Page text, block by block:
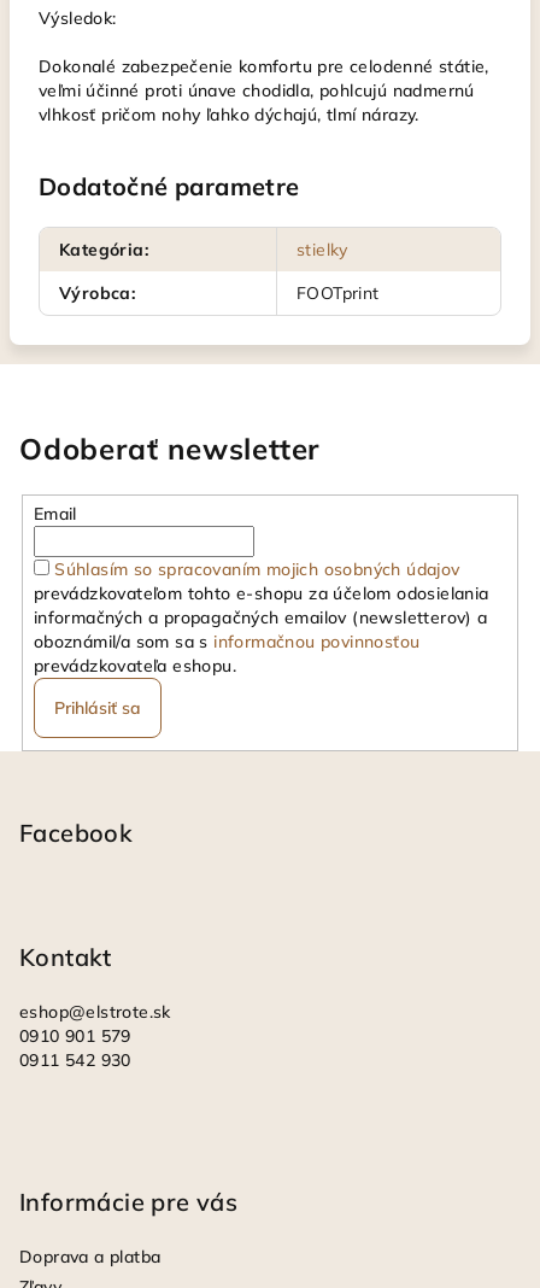
Výsledok:
Dokonalé zabezpečenie komfortu pre celodenné státie,
veľmi účinné proti únave chodidla, pohlcujú nadmernú
vlhkosť pričom nohy ľahko dýchajú, tlmí nárazy.
Dodatočné parametre
Kategória:
stielky
Výrobca: FOOTprint
Odoberať newsletter
Email
Súhlasím so spracovaním mojich osobných údajov
prevádzkovateľom tohto e-shopu za účelom odosielania
informačných a propagačných emailov (newsletterov) a
oboznámil/a som sa s informačnou povinnosťou
prevádzkovateľa eshopu.
Prihlásiť sa
Facebook
Kontakt
eshop@elstrote.sk
0910 901 579
0911 542 930
Informácie pre vás
Doprava a platba